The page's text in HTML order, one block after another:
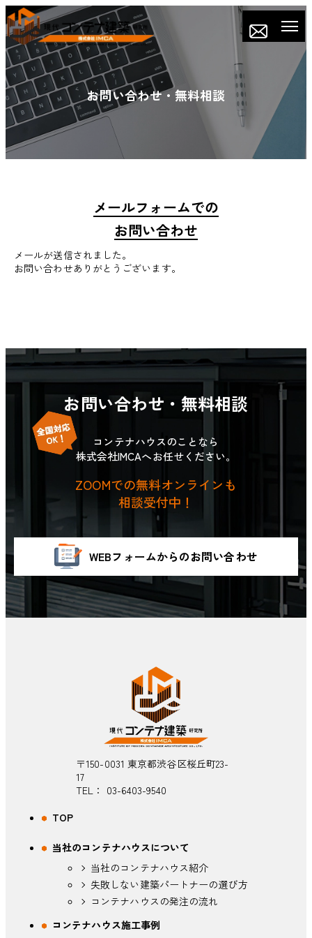
お問い合わせ・無料相談
メールフォームでの
お問い合わせ
メールが送信されました。
お問い合わせありがとうございます。
お問い合わせ・無料相談
コンテナハウスのことなら
株式会社IMCAへお任せください。
ZOOMでの無料オンラインも
相談受付中！
WEBフォームからのお問い合わせ
〒150-0031 東京都渋谷区桜丘町23-
17
TEL： 03-6403-9540
TOP
当社のコンテナハウスについて
当社のコンテナハウス紹介
失敗しない建築パートナーの選び方
コンテナハウスの発注の流れ
コンテナハウス施工事例